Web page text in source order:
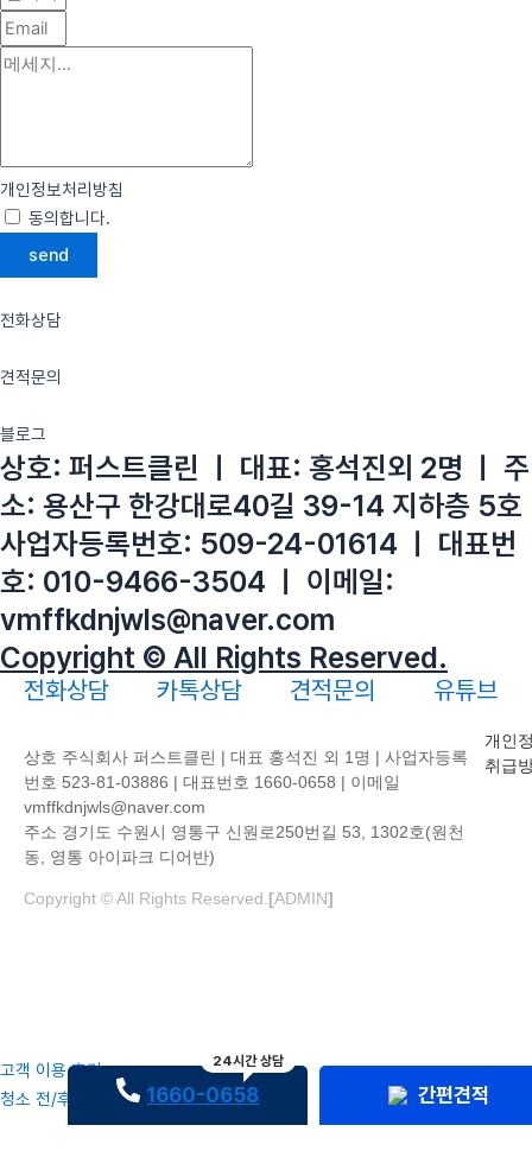
개인정보처리방침
동의합니다.
send
전화상담
견적문의
블로그
상호: 퍼스트클린 ㅣ 대표: 홍석진외 2명 ㅣ 주
소: 용산구 한강대로40길 39-14 지하층 5호
사업자등록번호: 509-24-01614 ㅣ 대표번
호: 010-9466-3504 ㅣ 이메일:
vmffkdnjwls@naver.com
Copyright © All Rights Reserved.
전화상담 카톡상담 견적문의 유튜브
상호 주식회사 퍼스트클린 | 대표 홍석진 외 1명 | 사업자등록
번호 523-81-03886 | 대표번호 1660-0658 | 이메일
vmffkdnjwls@naver.com
주소 경기도 수원시 영통구 신원로250번길 53, 1302호(원천
동, 영통 아이파크 디어반)
Copyright © All Rights Reserved. [ADMIN]
개인
취급
24시간 상담
1660-0658 간편견적
고객 이용 후기
청소 전/후